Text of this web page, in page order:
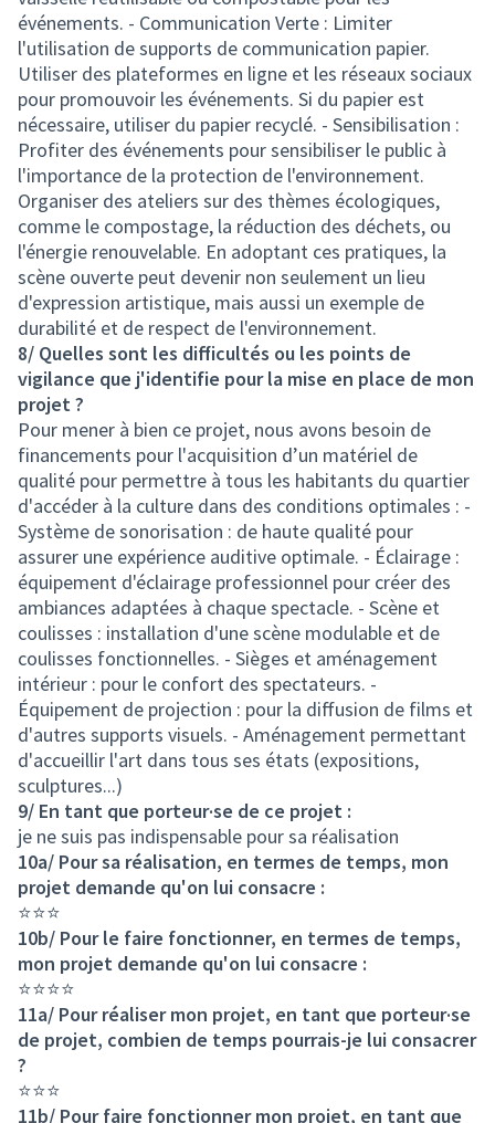
événements. - Communication Verte : Limiter
l'utilisation de supports de communication papier.
Utiliser des plateformes en ligne et les réseaux sociaux
pour promouvoir les événements. Si du papier est
nécessaire, utiliser du papier recyclé. - Sensibilisation :
Profiter des événements pour sensibiliser le public à
l'importance de la protection de l'environnement.
Organiser des ateliers sur des thèmes écologiques,
comme le compostage, la réduction des déchets, ou
l'énergie renouvelable. En adoptant ces pratiques, la
scène ouverte peut devenir non seulement un lieu
d'expression artistique, mais aussi un exemple de
durabilité et de respect de l'environnement.
8/ Quelles sont les difficultés ou les points de
vigilance que j'identifie pour la mise en place de mon
projet ?
Pour mener à bien ce projet, nous avons besoin de
financements pour l'acquisition d’un matériel de
qualité pour permettre à tous les habitants du quartier
d'accéder à la culture dans des conditions optimales : -
Système de sonorisation : de haute qualité pour
assurer une expérience auditive optimale. - Éclairage :
équipement d'éclairage professionnel pour créer des
ambiances adaptées à chaque spectacle. - Scène et
coulisses : installation d'une scène modulable et de
coulisses fonctionnelles. - Sièges et aménagement
intérieur : pour le confort des spectateurs. -
Équipement de projection : pour la diffusion de films et
d'autres supports visuels. - Aménagement permettant
d'accueillir l'art dans tous ses états (expositions,
sculptures...)
9/ En tant que porteur·se de ce projet :
je ne suis pas indispensable pour sa réalisation
10a/ Pour sa réalisation, en termes de temps, mon
projet demande qu'on lui consacre :
⭐⭐⭐
10b/ Pour le faire fonctionner, en termes de temps,
mon projet demande qu'on lui consacre :
⭐⭐⭐⭐
11a/ Pour réaliser mon projet, en tant que porteur·se
de projet, combien de temps pourrais-je lui consacrer
?
⭐⭐⭐
11b/ Pour faire fonctionner mon projet, en tant que